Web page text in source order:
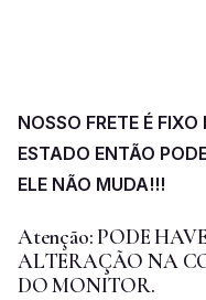
NOSSO FRETE É
ESTADO ENTÃO
ELE NÃO MUDA!!!
Atenção: PODE
ALTERAÇÃO NA
DO MONITOR.